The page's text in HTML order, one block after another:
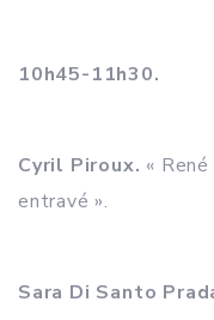
10h45-11h30.
Cyril Piroux. «
entravé ».
Sara Di Santo